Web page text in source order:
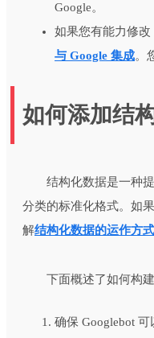
Google。
如果您有能力修
与 Google 集成。
如何添加结
结构化数据是一种
分类的标准化格式。如
解结构化数据的运作方式
下面概述了如何构
确保 Googlebot